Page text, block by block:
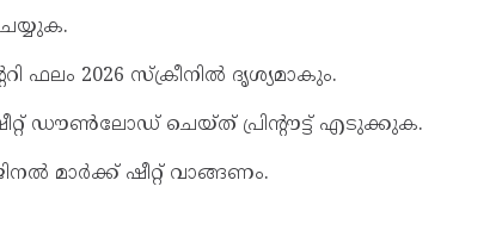
2026 സ്ക്രീനിൽ ദൃശ്യമാകും.
ഡൗൺലോഡ് ചെയ്ത് പ്രിന്റൗട്ട് എടുക്കുക.
മാർക്ക് ഷീറ്റ് വാങ്ങണം.